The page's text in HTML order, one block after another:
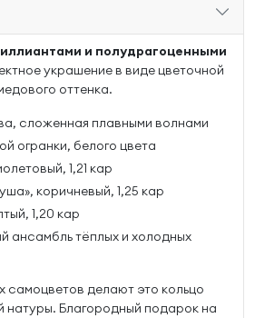
и полудрагоценными
украшение в виде цветочной
оттенка.
сложенная плавными волнами
огранки, белого цвета
1,21 кар
коричневый, 1,25 кар
1,20 кар
ансамбль тёплых и холодных
самоцветов делают это кольцо
натуры. Благородный подарок на